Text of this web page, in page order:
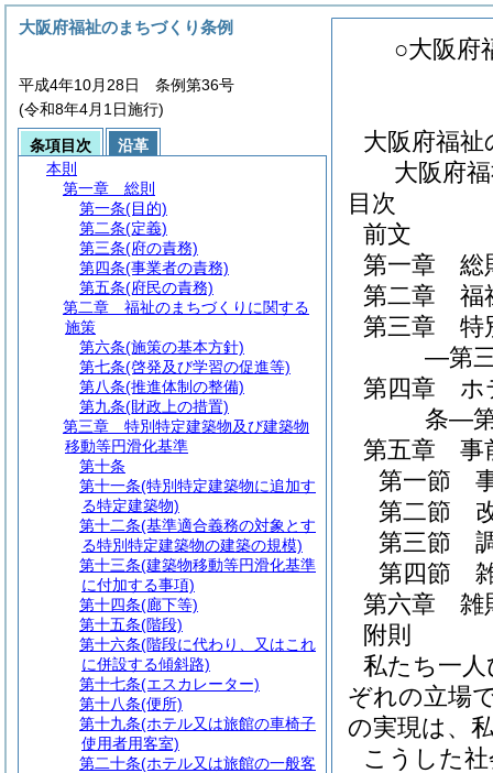
○大阪府
大阪府福
大阪府
目次
前文
第一章
総
第二章
福
第三章
特
―第
第四章
ホ
条―
第五章
事
第一節
第二節
第三節
第四節
第六章
雑
附則
私たち一
ぞれの立場
の実現は、
こうした
大阪府福祉のまちづくり条例
平成4年10月28日 条例第36号
(令和8年4月1日施行)
条項目次
沿革
本則
第一章
総則
第一条(目的)
第二条(定義)
第三条(府の責務)
第四条(事業者の責務)
第五条(府民の責務)
第二章
福祉のまちづくりに関する
施策
第六条(施策の基本方針)
第七条(啓発及び学習の促進等)
第八条(推進体制の整備)
第九条(財政上の措置)
第三章
特別特定建築物及び建築物
移動等円滑化基準
第十条
第十一条(特別特定建築物に追加す
る特定建築物)
第十二条(基準適合義務の対象とす
る特別特定建築物の建築の規模)
第十三条(建築物移動等円滑化基準
に付加する事項)
第十四条(廊下等)
第十五条(階段)
第十六条(階段に代わり、又はこれ
に併設する傾斜路)
第十七条(エスカレーター)
第十八条(便所)
第十九条(ホテル又は旅館の車椅子
使用者用客室)
第二十条(ホテル又は旅館の一般客